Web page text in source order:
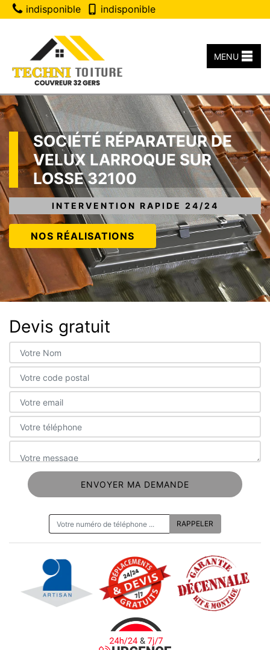
indisponible indisponible
MENU
SOCIÉTÉ RÉPARATEUR DE
VELUX LARROQUE SUR
LOSSE 32100
INTERVENTION RAPIDE 24/24
NOS RÉALISATIONS
Devis gratuit